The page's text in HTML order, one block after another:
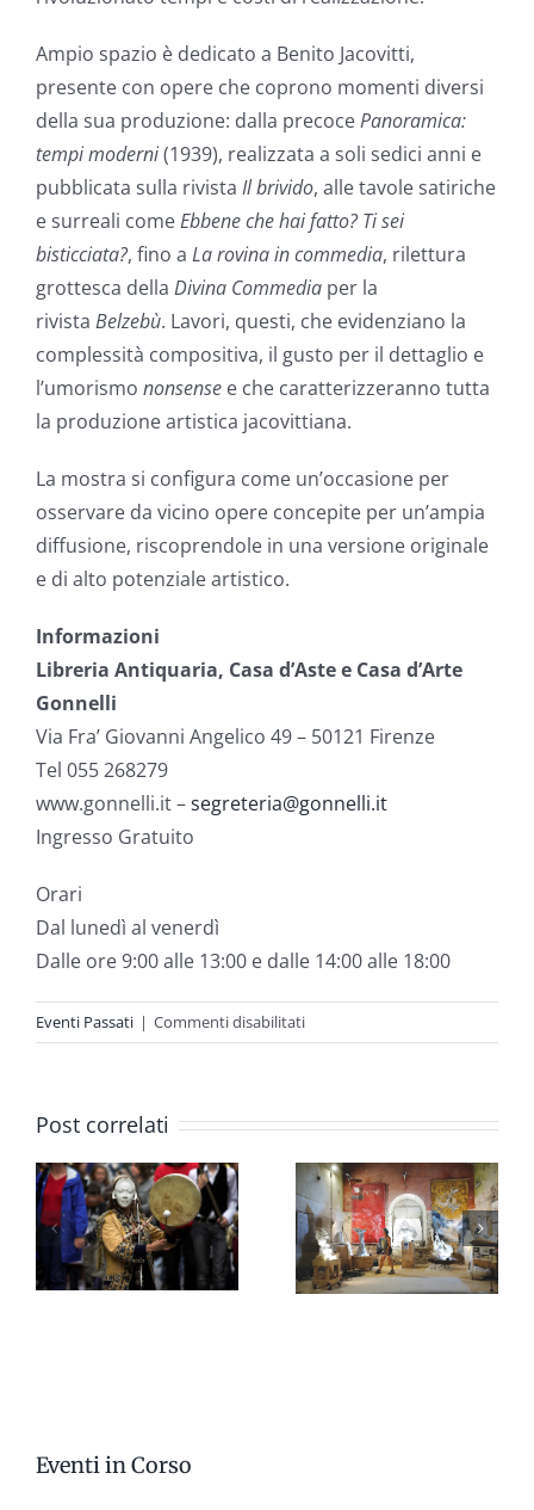
Ampio spazio è dedicato a Benito Jacovitti,
presente con opere che coprono momenti diversi
della sua produzione: dalla precocePanoramica:
tempi moderni(1939), realizzata a soli sedici anni e
pubblicata sulla rivista Il brivido, alle tavole satiriche
e surreali comeEbbene che hai fatto? Ti sei
bisticciata?, fino a La rovina in commedia, rilettura
grottesca della Divina Commedia per la
rivista Belzebù. Lavori, questi, che evidenziano la
complessità compositiva, il gusto per il dettaglio e
l’umorismo nonsense e che caratterizzeranno tutta
la produzione artistica jacovittiana.
La mostra si configura come un’occasione per
osservare da vicino opere concepite per un’ampia
diffusione, riscoprendole in una versione originale
e di alto potenziale artistico.
Informazioni
Libreria Antiquaria, Casa d’Aste e Casa d’Arte
Gonnelli
Via Fra’ Giovanni Angelico 49 – 50121 Firenze
Tel 055 268279
www.gonnelli.it –segreteria@gonnelli.it
Ingresso Gratuito
Orari
Dal lunedì al venerdì
Dalle ore 9:00 alle 13:00 e dalle 14:00 alle 18:00
Eventi Passati | Commenti disabilitatisu
DENTRO
originali
per
fumetti,
animazione,
pubblicità
e
vignette
Post correlati
Eventi in Corso